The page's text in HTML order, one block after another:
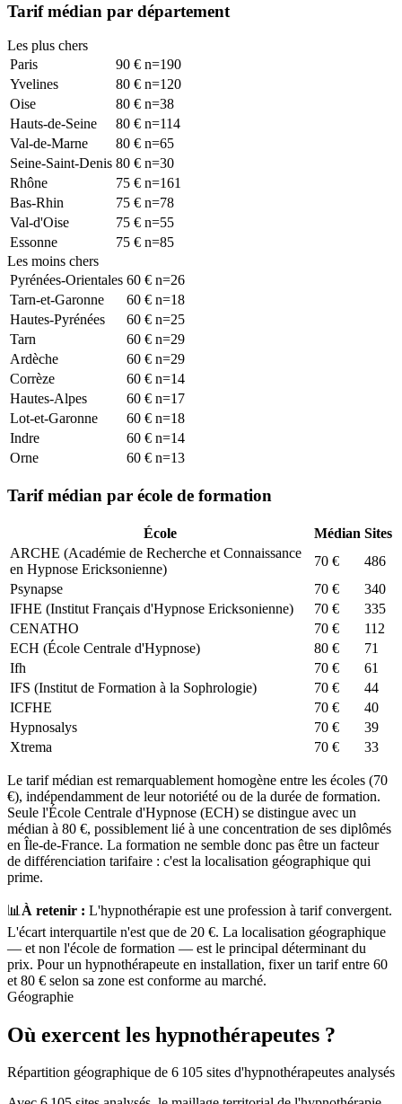
Tarif médian par département
Les plus chers
Paris
90 € n=190
Yvelines
80 € n=120
Oise
80 € n=38
Hauts-de-Seine
80 € n=114
Val-de-Marne
80 € n=65
Seine-Saint-Denis 80 € n=30
Rhône
75 € n=161
Bas-Rhin
75 € n=78
Val-d'Oise
75 € n=55
Essonne
75 € n=85
Les moins chers
Pyrénées-Orientales 60 € n=26
Tarn-et-Garonne
60 € n=18
Hautes-Pyrénées
60 € n=25
Tarn
60 € n=29
Ardèche
60 € n=29
Corrèze
60 € n=14
Hautes-Alpes
60 € n=17
Lot-et-Garonne
60 € n=18
Indre
60 € n=14
Orne
60 € n=13
Tarif médian par école de formation
École Médian Sites
ARCHE (Académie de Recherche et Connaissance
en Hypnose Ericksonienne)
70 €
486
Psynapse
70 €
340
IFHE (Institut Français d'Hypnose Ericksonienne)
70 €
335
CENATHO
70 €
112
ECH (École Centrale d'Hypnose)
80 €
71
Ifh
70 €
61
IFS (Institut de Formation à la Sophrologie)
70 €
44
ICFHE
70 €
40
Hypnosalys
70 €
39
Xtrema
70 € 33
Le tarif médian est remarquablement homogène entre les écoles (70
€), indépendamment de leur notoriété ou de la durée de formation.
Seule l'École Centrale d'Hypnose (ECH) se distingue avec un
médian à 80 €, possiblement lié à une concentration de ses diplômés
en Île-de-France. La formation ne semble donc pas être un facteur
de différenciation tarifaire : c'est la localisation géographique qui
prime.
📊 À retenir : L'hypnothérapie est une profession à tarif convergent.
L'écart interquartile n'est que de 20 €. La localisation géographique
— et non l'école de formation — est le principal déterminant du
prix. Pour un hypnothérapeute en installation, fixer un tarif entre 60
et 80 € selon sa zone est conforme au marché.
Géographie
Où exercent les hypnothérapeutes ?
Répartition géographique de 6 105 sites d'hypnothérapeutes analysés